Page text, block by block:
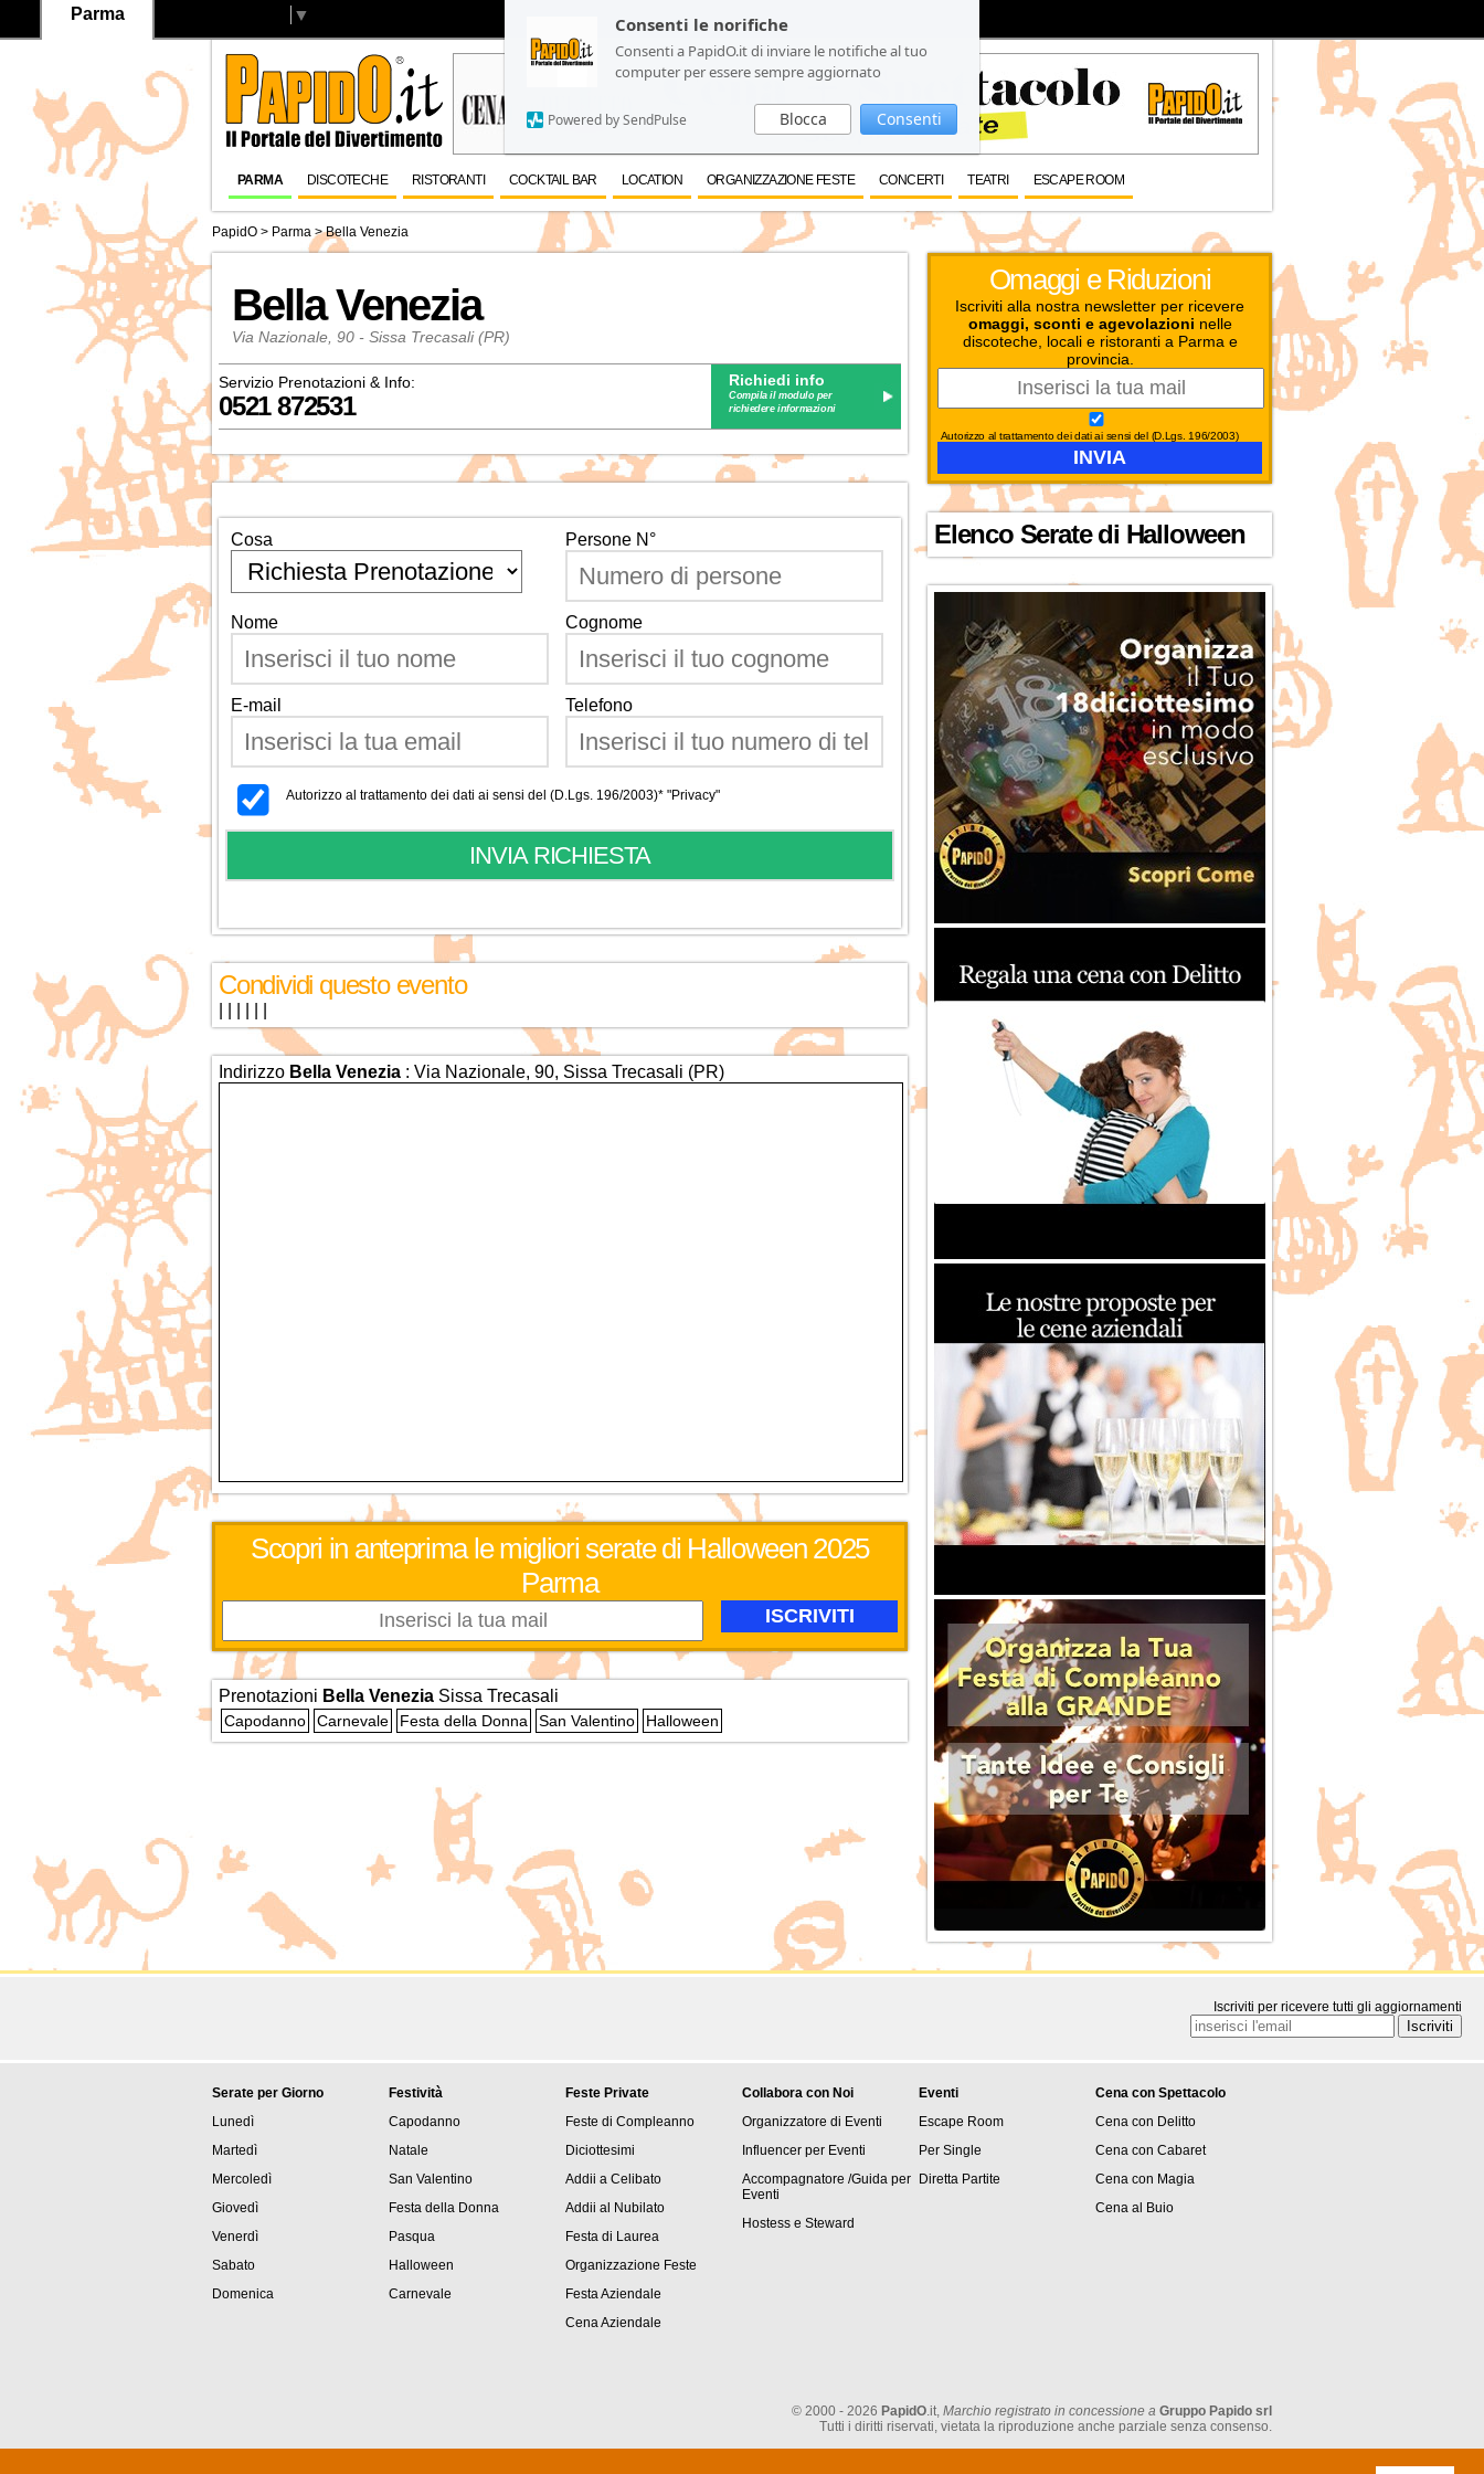
Consenti le norifiche
Consenti a PapidO.it di inviare le notifiche al tuo
computer per essere sempre aggiornato
Blocca Consenti
Powered by SendPulse
Consenti le norifiche
Consenti a PapidO.it di inviare le notifiche al tuo
computer per essere sempre aggiornato
Blocca Consenti
Powered by SendPulse
Parma ▼
PARMA DISCOTECHE RISTORANTI COCKTAIL BAR LOCATION ORGANIZZAZIONE FESTE CONCERTI TEATRI ESCAPE ROOM
PapidO > Parma >Bella Venezia
Bella Venezia
Via Nazionale, 90 - Sissa Trecasali (PR)
Servizio Prenotazioni & Info:
0521 872531
Richiedi info
Compila il modulo per
richiedere informazioni
Cosa Persone N°
Nome Cognome
E-mail Telefono
Autorizzo al trattamento dei dati ai sensi del (D.Lgs. 196/2003)* "Privacy"
Condividi questo evento
Indirizzo Bella Venezia : Via Nazionale, 90, Sissa Trecasali (PR)
Scopri in anteprima le migliori serate di Halloween 2025
Parma
Prenotazioni Bella Venezia Sissa Trecasali
Capodanno Carnevale Festa della Donna San Valentino Halloween
Omaggi e Riduzioni
Iscriviti alla nostra newsletter per ricevere
omaggi, sconti e agevolazioni nelle
discoteche, locali e ristoranti a Parma e
provincia.
Autorizzo al trattamento dei dati ai sensi del (D.Lgs. 196/2003)
Elenco Serate di Halloween
Iscriviti per ricevere tutti gli aggiornamenti
Serate per Giorno
Lunedì
Martedì
Mercoledì
Giovedì
Venerdì
Sabato
Domenica
Festività
Capodanno
Natale
San Valentino
Festa della Donna
Pasqua
Halloween
Carnevale
Feste Private
Feste di Compleanno
Diciottesimi
Addii a Celibato
Addii al Nubilato
Festa di Laurea
Organizzazione Feste
Festa Aziendale
Cena Aziendale
Collabora con Noi
Organizzatore di Eventi
Influencer per Eventi
Accompagnatore /Guida per
Eventi
Hostess e Steward
Eventi
Escape Room
Per Single
Diretta Partite
Cena con Spettacolo
Cena con Delitto
Cena con Cabaret
Cena con Magia
Cena al Buio
© 2000 - 2026 PapidO.it, Marchio registrato in concessione a Gruppo Papido srl
Tutti i diritti riservati, vietata la riproduzione anche parziale senza consenso.